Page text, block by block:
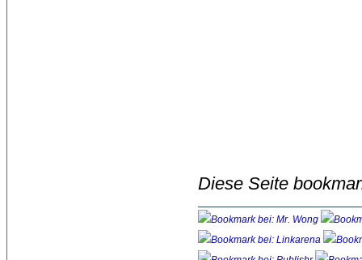
Diese Seite